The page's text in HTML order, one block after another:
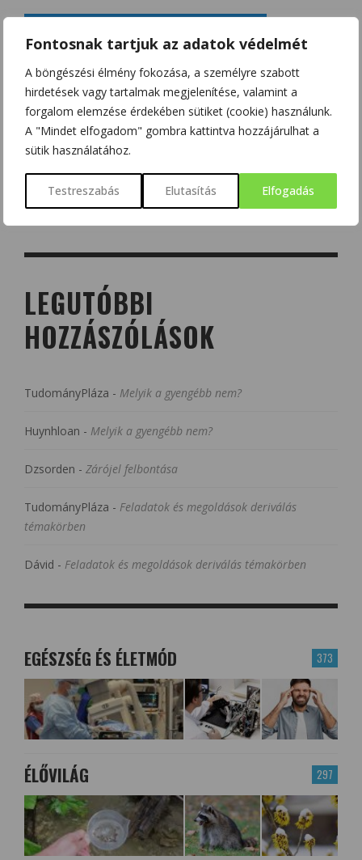
Fontosnak tartjuk az adatok védelmét
A böngészési élmény fokozása, a személyre szabott
hirdetések vagy tartalmak megjelenítése, valamint a
forgalom elemzése érdekében sütiket (cookie) használunk.
A "Mindet elfogadom" gombra kattintva hozzájárulhat a
sütik használatához.
Testreszabás Elutasítás Elfogadás
LEGUTÓBBI
HOZZÁSZÓLÁSOK
TudományPláza - Melyik a gyengébb nem?
Huynhloan - Melyik a gyengébb nem?
Dzsorden - Zárójel felbontása
TudományPláza - Feladatok és megoldások deriválás
témakörben
Dávid - Feladatok és megoldások deriválás témakörben
373
EGÉSZSÉG ÉS ÉLETMÓD
297
ÉLŐVILÁG